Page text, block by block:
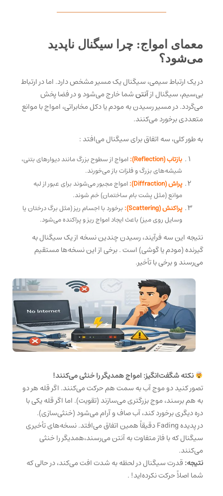
معمای امواج: چرا سیگنال ناپدید
می‌شود؟
در یک ارتباط سیمی، سیگنال یک مسیر مشخص دارد. اما در ارتباط
بی‌سیم، سیگنال ازآنتنشما خارج می‌شود و در فضا پخش
می‌گردد. در مسیر رسیدن به مودم یا دکل مخابراتی، امواج با موانع
متعددی برخورد می‌کنند.
به طور کلی، سه اتفاق برای سیگنال می‌افتد :
بازتاب (Reflection):
امواج از سطوح بزرگ مانند دیوارهای بتنی،
شیشه‌های بزرگ و فلزاتباز می‌خورند.
پراش (Diffraction):
امواج مجبور می‌شوند برای عبور از لبه
موانع (مثل پشت بام ساختمان) خم شوند.
پراکنش (Scattering):
برخورد با اجسام ریز (مثل برگ درختان یا
وسایل روی میز) باعث ایجاد امواج ریز و پراکنده می‌شود.
نتیجه این سه فرآیند، رسیدن چندین نسخه از یک سیگنال به
گیرنده (مودم یا گوشی) است. برخی از این نسخه‌ها مستقیم
می‌رسند و برخی با تأخیر.
نکته شگفت‌انگیز: امواج همدیگر را خنثی می‌کنند!
تصور کنید دو موج آب به سمت هم حرکت می‌کنند. اگر قله هر دو
به هم برسند، موج بزرگتری می‌سازند (تقویت). اما اگر قله یکی با
دره دیگری برخورد کند، آب صاف و آرام می‌شود (خنثی‌سازی).
در پدیده Fading دقیقاً همین اتفاق می‌افتد. نسخه‌های تأخیری
سیگنال که با فاز متفاوت به آنتن می‌رسند،همدیگر را خنثی
می‌کنند.
نتیجه: قدرت سیگنال در لحظه به شدت افت می‌کند، در حالی که
شما اصلاً حرکت نکرده‌اید! .